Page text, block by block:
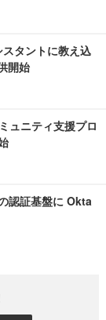
タントに教え込
開始
ュニティ支援プロ
認証基盤に Okta